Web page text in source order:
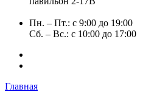
Пн. – Пт.: с 9:00 до 19:00
Сб. – Вс.: с 10:00 до 17:00
Главная